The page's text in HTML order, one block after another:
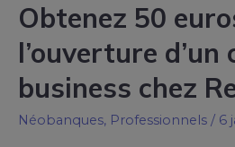
Obtenez 50
l’ouverture d’un
business chez
Néobanques, Professionnels / 6